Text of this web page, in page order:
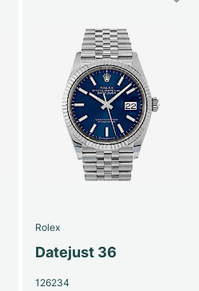
Rolex
Datejust 36
126234